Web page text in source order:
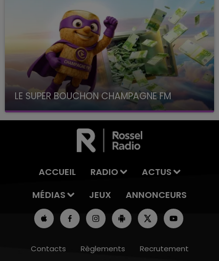
LE SUPER BOUCHON CHAMPAGNE FM
avec La Famille Champagne FM, à 8H10
ACCUEIL RADIO
ACTUS
MÉDIAS
JEUX ANNONCEURS
Contacts Règlements Recrutement